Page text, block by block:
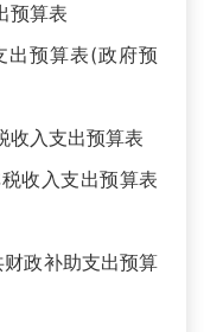
预算表
出预算表(政府预
收入支出预算表
收入支出预算表
政补助支出预算